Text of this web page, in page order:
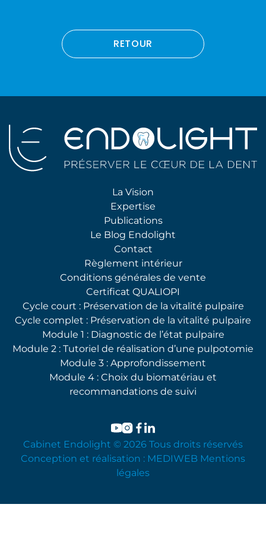
RETOUR
La Vision
Expertise
Publications
Le Blog Endolight
Contact
Règlement intérieur
Conditions générales de vente
Certificat QUALIOPI
Cycle court : Préservation de la vitalité pulpaire
Cycle complet : Préservation de la vitalité pulpaire
Module 1 : Diagnostic de l’état pulpaire
Module 2 : Tutoriel de réalisation d’une pulpotomie
Module 3 : Approfondissement
Module 4 : Choix du biomatériau et
recommandations de suivi
Cabinet Endolight © 2026 Tous droits réservés
Conception et réalisation : MEDIWEB Mentions
légales